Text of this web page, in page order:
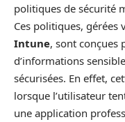
politiques de sécurité
Ces politiques, gérées
Intune, sont conçues
d’informations
sécurisées. En effet,
lorsque l’utilisateur
une application